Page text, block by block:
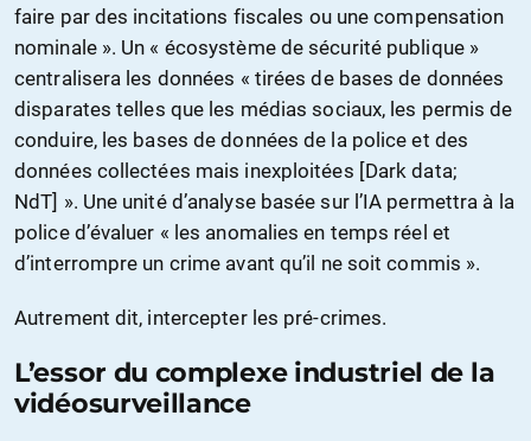
faire par des incitations fiscales ou une compensation
nominale ». Un « écosystème de sécurité publique »
centralisera les données « tirées de bases de données
disparates telles que les médias sociaux, les permis de
conduire, les bases de données de la police et des
données collectées mais inexploitées [Dark data;
NdT] ». Une unité d’analyse basée sur l’IA permettra à la
police d’évaluer « les anomalies en temps réel et
d’interrompre un crime avant qu’il ne soit commis ».
Autrement dit, intercepter les pré-crimes.
L’essor du complexe industriel de la
vidéosurveillance